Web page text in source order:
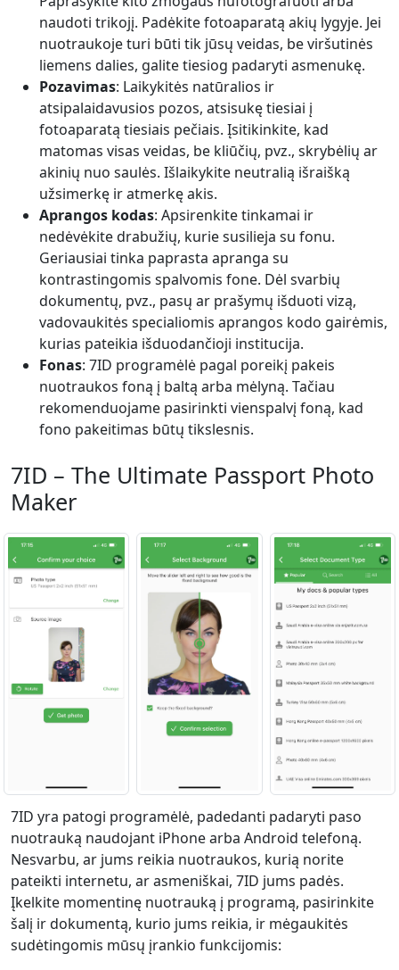
naudoti trikojį. Padėkite fotoaparatą akių lygyje. Jei
nuotraukoje turi būti tik jūsų veidas, be viršutinės
liemens dalies, galite tiesiog padaryti asmenukę.
Pozavimas: Laikykitės natūralios ir
atsipalaidavusios pozos, atsisukę tiesiai į
fotoaparatą tiesiais pečiais. Įsitikinkite, kad
matomas visas veidas, be kliūčių, pvz., skrybėlių ar
akinių nuo saulės. Išlaikykite neutralią išraišką
užsimerkę ir atmerkę akis.
Aprangos kodas: Apsirenkite tinkamai ir
nedėvėkite drabužių, kurie susilieja su fonu.
Geriausiai tinka paprasta apranga su
kontrastingomis spalvomis fone. Dėl svarbių
dokumentų, pvz., pasų ar prašymų išduoti vizą,
vadovaukitės specialiomis aprangos kodo gairėmis,
kurias pateikia išduodančioji institucija.
Fonas: 7ID programėlė pagal poreikį pakeis
nuotraukos foną į baltą arba mėlyną. Tačiau
rekomenduojame pasirinkti vienspalvį foną, kad
fono pakeitimas būtų tikslesnis.
7ID – The Ultimate Passport Photo
Maker
7ID yra patogi programėlė, padedanti padaryti paso
nuotrauką naudojant iPhone arba Android telefoną.
Nesvarbu, ar jums reikia nuotraukos, kurią norite
pateikti internetu, ar asmeniškai, 7ID jums padės.
Įkelkite momentinę nuotrauką į programą, pasirinkite
šalį ir dokumentą, kurio jums reikia, ir mėgaukitės
sudėtingomis mūsų įrankio funkcijomis: